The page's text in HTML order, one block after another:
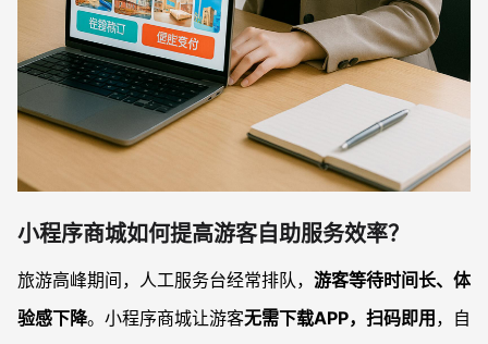
小程序商城如何提高游客自助服务效率？
旅游高峰期间，人工服务台经常排队， 游客等待时间长、体
验感下降。小程序商城让游客无需下载APP，扫码即用 ，自